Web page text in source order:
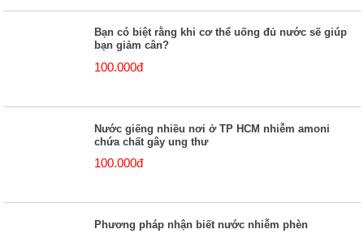
Bạn có biệt rằng khi cơ thể uống đủ nước sẽ giúp
bạn giảm cân?
100.000đ
Nước giếng nhiều nơi ở TP HCM nhiễm amoni
chứa chất gây ung thư
100.000đ
Phương pháp nhận biết nước nhiễm phèn